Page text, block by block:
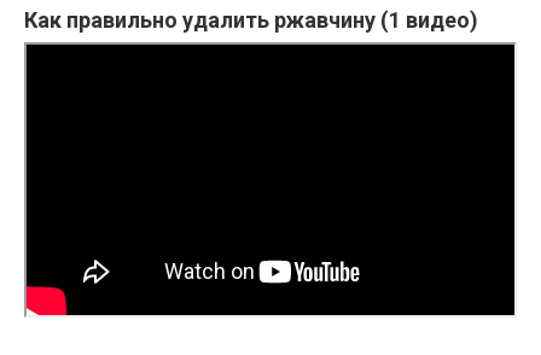
Как правильно удалить ржавчину (1 видео)